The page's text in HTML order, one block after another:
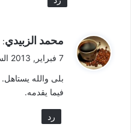
ي
ق
ل
محمد الزبيدي:
7 فبراير, 2013 الساعة 6:15 م
بلى والله
فيما يقدمه.
رد